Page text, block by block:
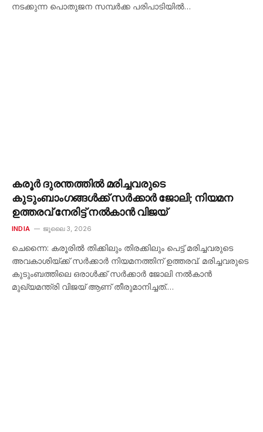
നടക്കുന്ന പൊതുജന സമ്പർക്ക പരിപാടിയിൽ…
കരൂർ ദുരന്തത്തിൽ മരിച്ചവരുടെ
കുടുംബാംഗങ്ങൾക്ക് സർക്കാർ ജോലി; നിയമന
ഉത്തരവ് നേരിട്ട് നൽകാൻ‌ വിജയ്
INDIA ജൂലൈ 3, 2026
ചെന്നൈ: കരൂരിൽ തിക്കിലും തിരക്കിലും പെട്ട് മരിച്ചവരുടെ
അവകാശിയ്ക്ക് സർക്കാർ നിയമനത്തിന് ഉത്തരവ്. മരിച്ചവരുടെ
കുടുംബത്തിലെ ഒരാൾക്ക് സർക്കാർ ജോലി നൽകാൻ
മുഖ്യമന്ത്രി വിജയ് ആണ് തീരുമാനിച്ചത്.…